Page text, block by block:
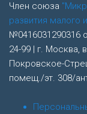
Член союза
развития малого
№0416031290316
24-99 | г. Москва,
Покровское-
помещ./эт. 308/